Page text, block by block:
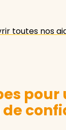
toutes nos
pour